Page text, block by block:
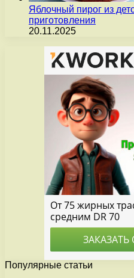
Яблочный пирог из
приготовления
20.11.2025
Популярные статьи